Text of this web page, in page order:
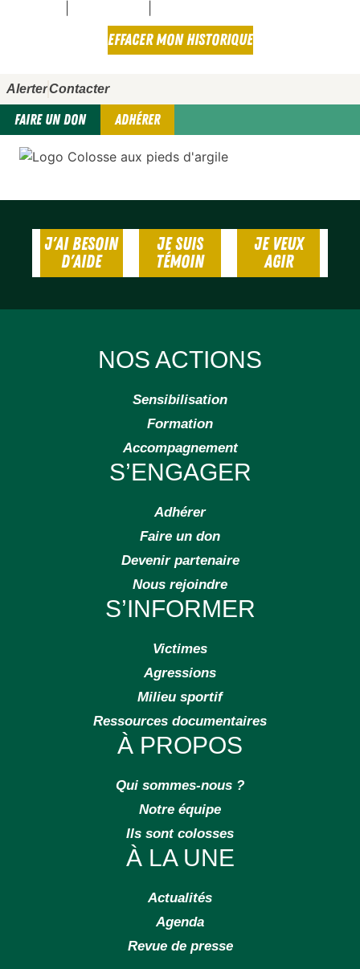
EFFACER MON HISTORIQUE
AlerterContacter
FAIRE UN DON ADHÉRER
J'AI BESOIN
D'AIDE
JE SUIS
TÉMOIN
JE VEUX
AGIR
NOS ACTIONS
Sensibilisation
Formation
Accompagnement
S’ENGAGER
Adhérer
Faire un don
Devenir partenaire
Nous rejoindre
S’INFORMER
Victimes
Agressions
Milieu sportif
Ressources documentaires
À PROPOS
Qui sommes-nous ?
Notre équipe
Ils sont colosses
À LA UNE
Actualités
Agenda
Revue de presse